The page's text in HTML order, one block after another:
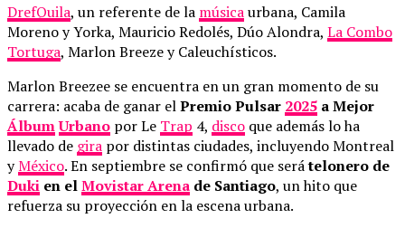
DrefQuila, un referente de la músicaurbana, Camila
Moreno y Yorka, Mauricio Redolés, Dúo Alondra, La Combo
Tortuga, Marlon Breeze y Caleuchísticos.
Marlon Breezee se encuentra en un gran momento de su
carrera: acaba de ganar elPremio Pulsar 2025 a Mejor
ÁlbumUrbano por Le Trap 4, disco que además lo ha
llevado de gira por distintas ciudades, incluyendo Montreal
yMéxico. En septiembre se confirmó que serátelonero de
Duki en elMovistar Arena de Santiago, un hito que
refuerza su proyección en la escena urbana.